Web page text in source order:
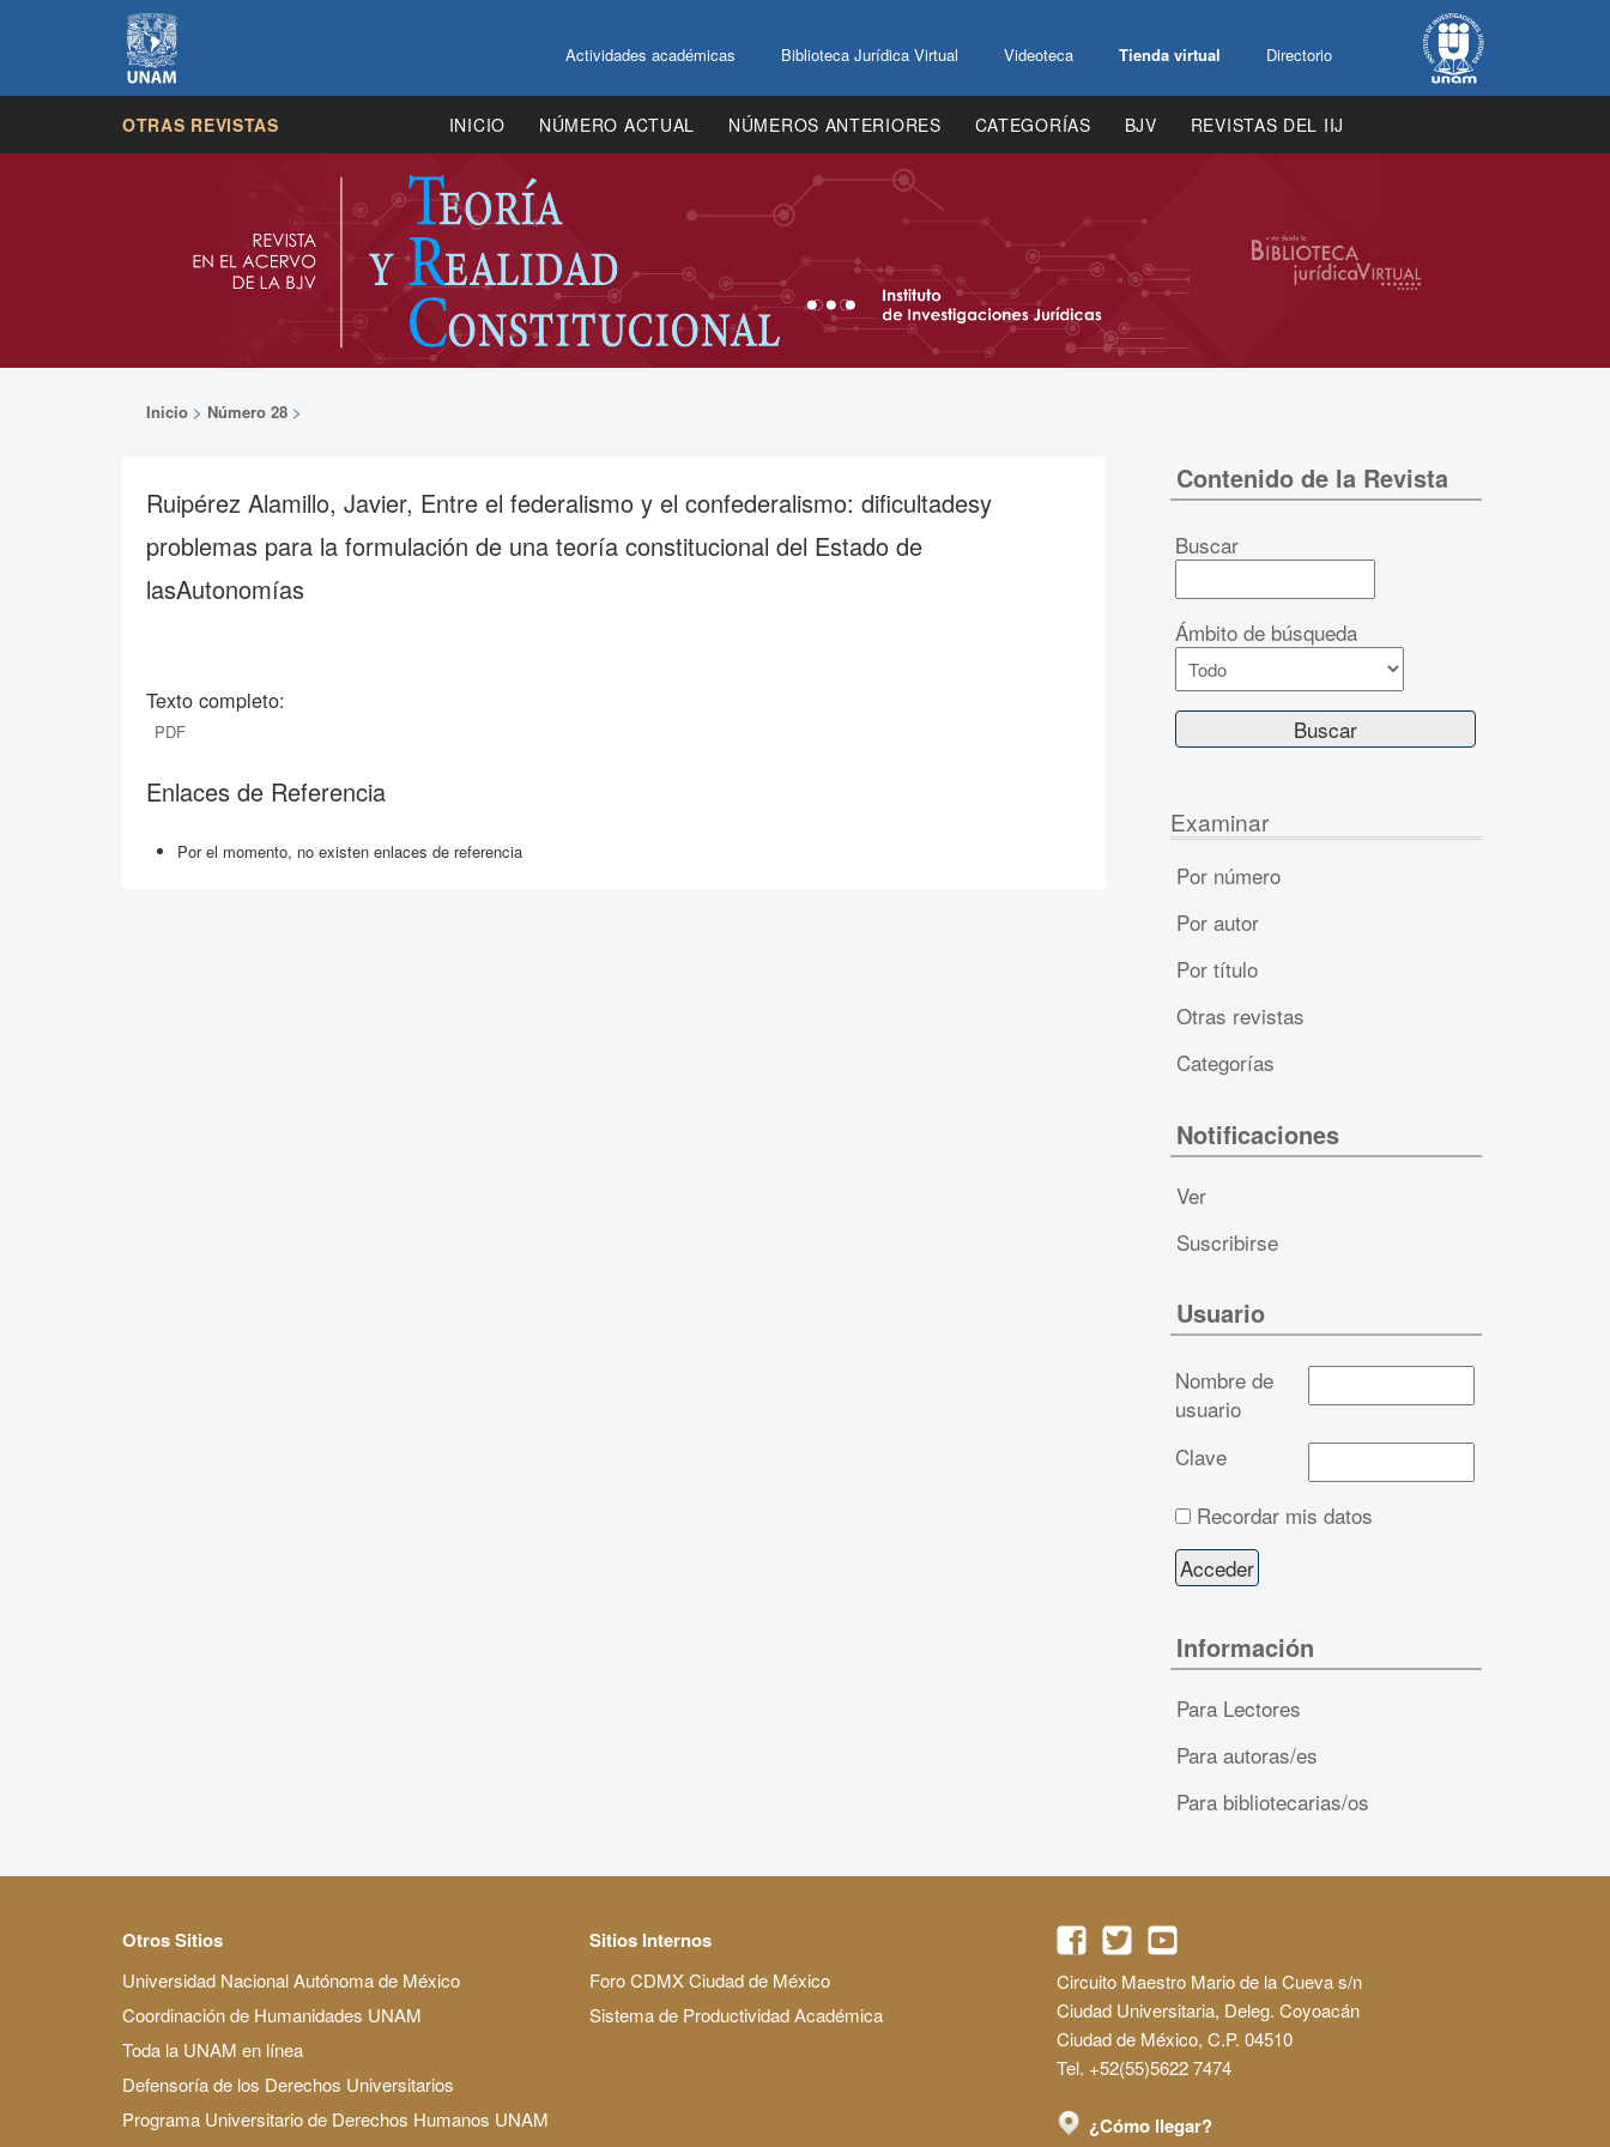
Actividades académicas Biblioteca Jurídica Virtual Videoteca Tienda virtual Directorio
OTRAS REVISTAS INICIO NÚMERO ACTUAL NÚMEROS ANTERIORES CATEGORÍAS BJV REVISTAS DEL IIJ
Inicio > Número 28 >
Ruipérez Alamillo, Javier, Entre el federalismo y el confederalismo: dificultadesy
problemas para la formulación de una teoría constitucional del Estado de
lasAutonomías
Texto completo:
PDF
Enlaces de Referencia
Por el momento, no existen enlaces de referencia
Contenido de la Revista
Buscar
Ámbito de búsqueda
Examinar
Por número
Por autor
Por título
Otras revistas
Categorías
Notificaciones
Ver
Suscribirse
Usuario
Nombre de
usuario
Clave
Recordar mis datos
Información
Para Lectores
Para autoras/es
Para bibliotecarias/os
Otros Sitios
Universidad Nacional Autónoma de México
Coordinación de Humanidades UNAM
Toda la UNAM en línea
Defensoría de los Derechos Universitarios
Programa Universitario de Derechos Humanos UNAM
Sitios Internos
Foro CDMX Ciudad de México
Sistema de Productividad Académica
Circuito Maestro Mario de la Cueva s/n
Ciudad Universitaria, Deleg. Coyoacán
Ciudad de México, C.P. 04510
Tel. +52(55)5622 7474
¿Cómo llegar?